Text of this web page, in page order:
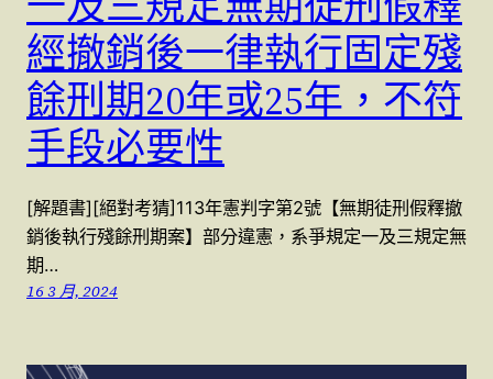
經撤銷後一律執行固定殘
餘刑期20年或25年，不符
手段必要性
[解題書][絕對考猜]113年憲判字第2號【無期徒刑假釋撤
銷後執行殘餘刑期案】部分違憲，系爭規定一及三規定無
期…
16 3 月, 2024